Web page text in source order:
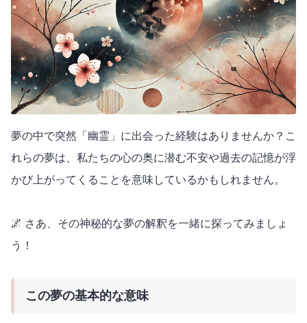
夢の中で突然「幽霊」に出会った経験はありませんか？こ
れらの夢は、私たちの心の奥に潜む不安や過去の記憶が浮
かび上がってくることを意味しているかもしれません。
🌌 さあ、その神秘的な夢の解釈を一緒に探ってみましょ
う！
この夢の基本的な意味